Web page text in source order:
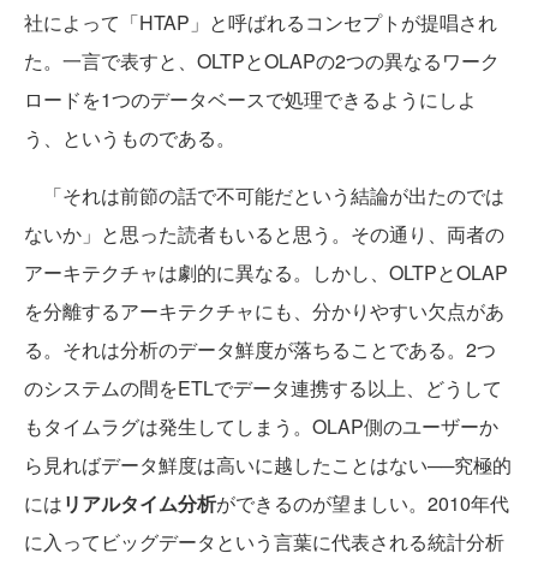
社によって「HTAP」と呼ばれるコンセプトが提唱され
た。一言で表すと、OLTPとOLAPの2つの異なるワーク
ロードを1つのデータベースで処理できるようにしよ
う、というものである。
「それは前節の話で不可能だという結論が出たのでは
ないか」と思った読者もいると思う。その通り、両者の
アーキテクチャは劇的に異なる。しかし、OLTPとOLAP
を分離するアーキテクチャにも、分かりやすい欠点があ
る。それは分析のデータ鮮度が落ちることである。2つ
のシステムの間をETLでデータ連携する以上、どうして
もタイムラグは発生してしまう。OLAP側のユーザーか
ら見ればデータ鮮度は高いに越したことはない──究極的
にはリアルタイム分析ができるのが望ましい。2010年代
に入ってビッグデータという言葉に代表される統計分析